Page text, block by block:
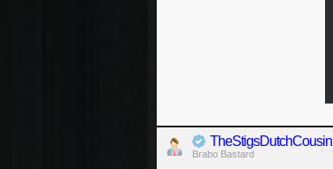
TheStigsDutchCousin
Brabo Bastard